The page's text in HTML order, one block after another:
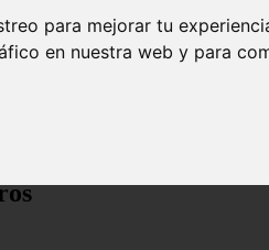
para mejorar tu
en nuestra web y para